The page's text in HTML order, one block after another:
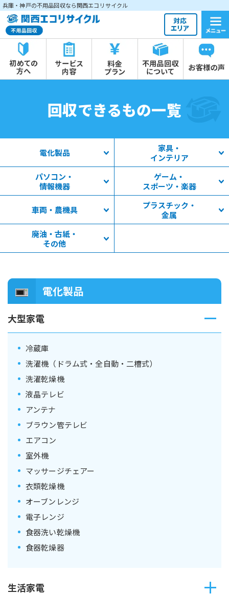
兵庫・神戸の不用品回収なら関西エコリサイクル
回収できるもの一覧
電化製品
家具・
インテリア
パソコン・
情報機器
ゲーム・
スポーツ・楽器
車両・農機具
プラスチック・
金属
廃油・古紙・
その他
電化製品
大型家電
冷蔵庫
洗濯機（ドラム式・全自動・二槽式）
洗濯乾燥機
液晶テレビ
アンテナ
ブラウン管テレビ
エアコン
室外機
マッサージチェアー
衣類乾燥機
オーブンレンジ
電子レンジ
食器洗い乾燥機
食器乾燥器
生活家電